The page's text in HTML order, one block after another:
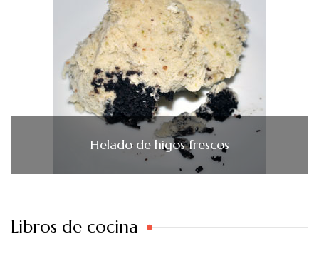
Helado de higos frescos
Libros de cocina